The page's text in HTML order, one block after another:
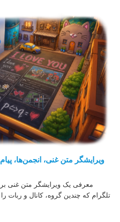
معرفی یک ویرایشگر متن غنی
تلگرام که چندین گروه، کانال و ربات